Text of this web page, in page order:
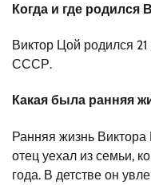
Когда и где родился
Виктор Цой родился
СССР.
Какая была ранняя
Ранняя жизнь
отец уехал из семьи,
года. В детстве он